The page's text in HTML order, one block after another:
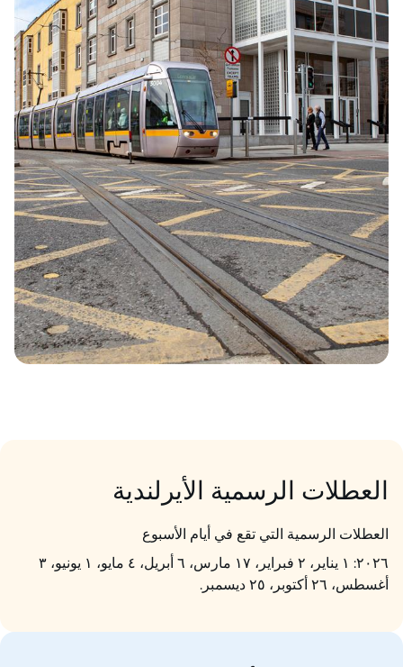
العطلات الرسمية الأيرلندية
العطلات الرسمية التي تقع في أيام الأسبوع
٢٠٢٦: ١ يناير، ٢ فبراير، ١٧ مارس، ٦ أبريل، ٤ مايو، ١ يونيو، ٣
أغسطس، ٢٦ أكتوبر، ٢٥ ديسمبر.